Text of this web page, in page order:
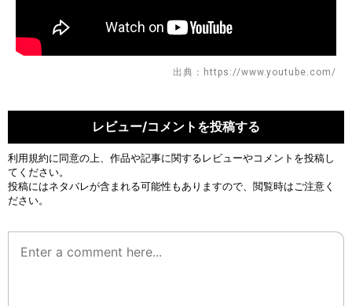
出典：https://www.youtube.com/
レビュー/コメントを投稿する
利用規約に同意の上、作品や記事に関するレビューやコメントを投稿し
てください。
投稿にはネタバレが含まれる可能性もありますので、閲覧時はご注意く
ださい。